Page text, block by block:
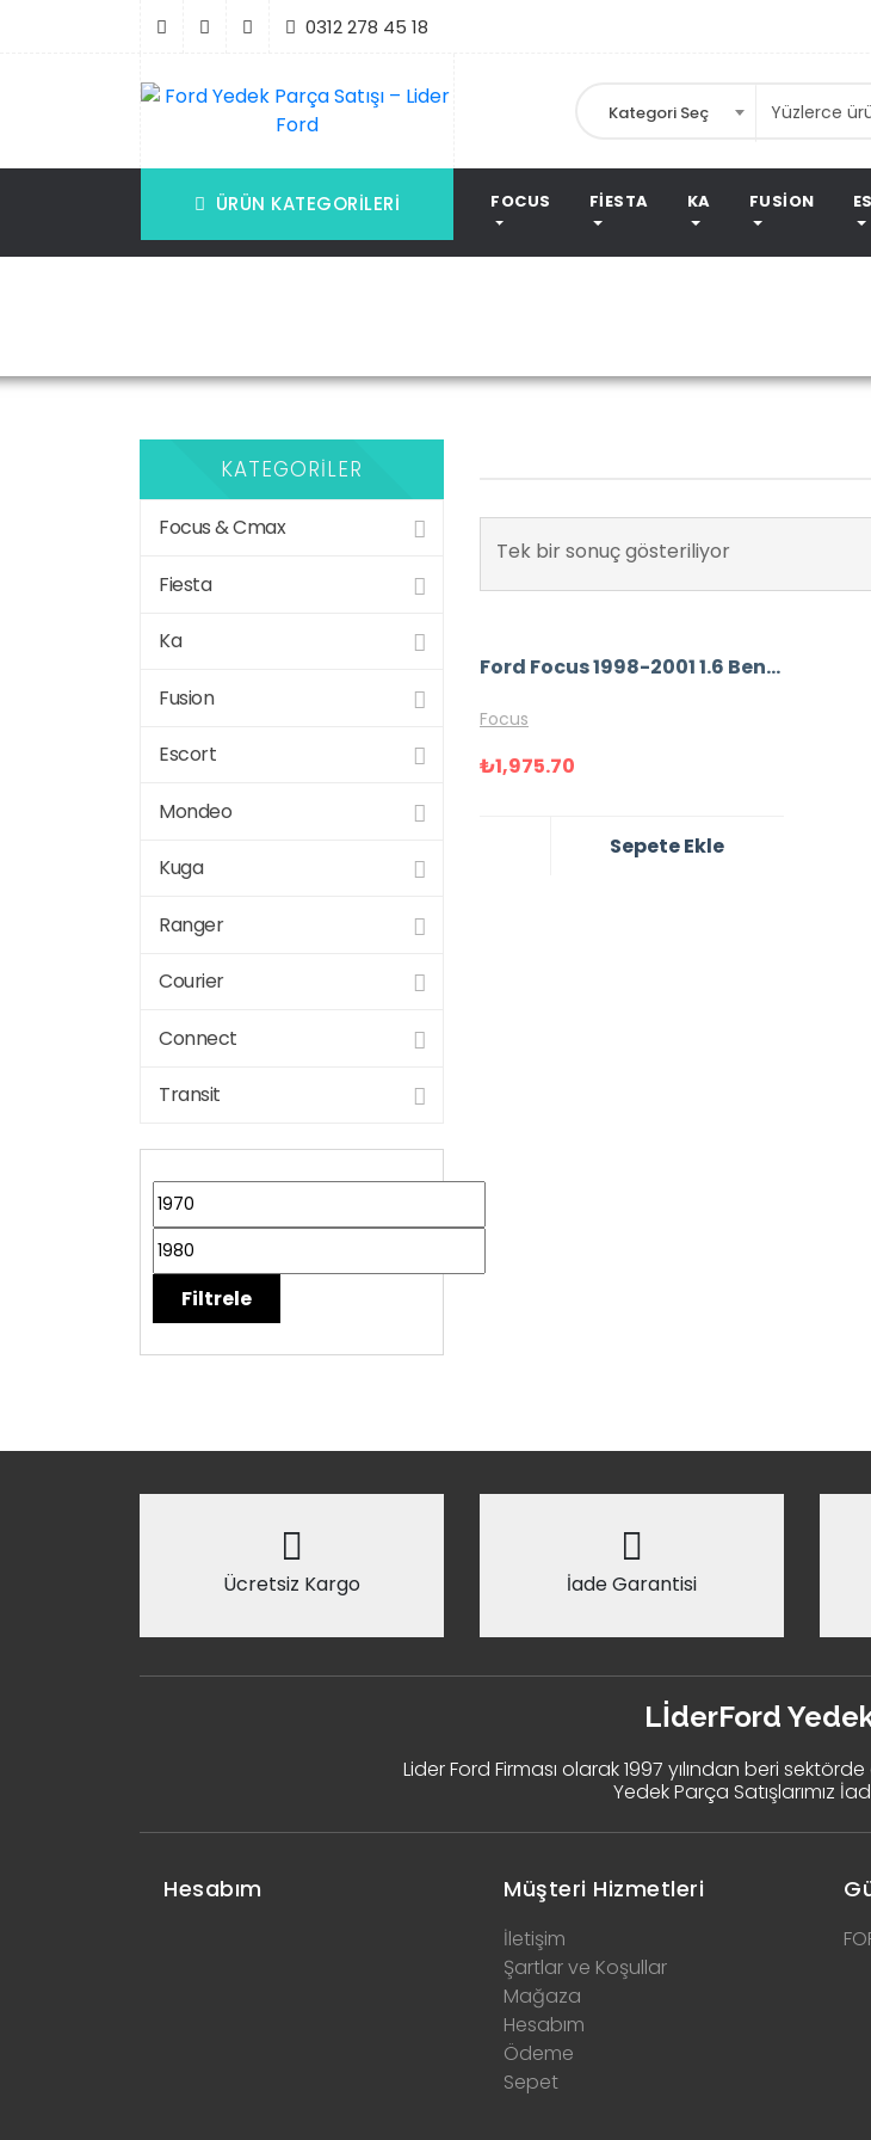
0312 278 45 18
Kategori Seç
ÜRÜN KATEGORILERI FOCUS FIESTA KA FUSION
KATEGORILER
Focus & Cmax
Fiesta
Ka
Fusion
Escort
Mondeo
Kuga
Ranger
Courier
Connect
Transit
Filtrele
Tek bir sonuç gösteriliyor
Ford Focus 1998-2001 1.6 Benzinli Baskı Balata
Focus
₺1,975.70
Sepete Ekle
Ücretsiz Kargo İade Garantisi
LİderFord
Lider Ford Firması olarak 1997 yılından beri
Yedek Parça Satışlarımız
Hesabım Müşteri Hizmetleri
İletişim
Şartlar ve Koşullar
Mağaza
Hesabım
Ödeme
Sepet